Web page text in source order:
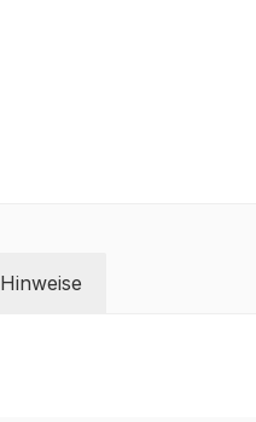
Hinweise